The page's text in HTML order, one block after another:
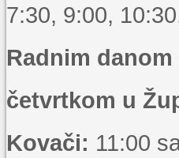
7:30, 9:00,
Radnim
četvrtkom u
Kovači: 11:00